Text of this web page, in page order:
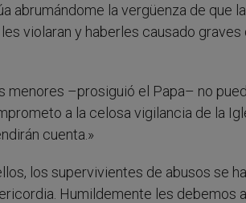
abrumándome la vergüenza de que
violaran y haberles causado graves
–prosiguió el Papa– no
a la celosa vigilancia de la
cuenta.»
los supervivientes de abusos se
Humildemente les debemos